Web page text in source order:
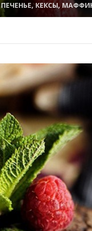
ПЕЧЕНЬЕ, КЕКСЫ,